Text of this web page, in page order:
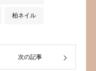
柏ネイル
次の記事